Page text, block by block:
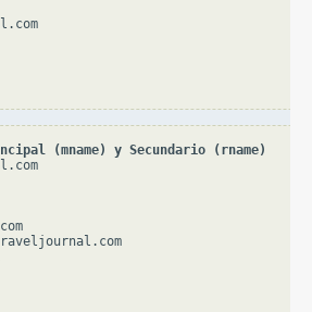
(mname) y Secundario (rname)